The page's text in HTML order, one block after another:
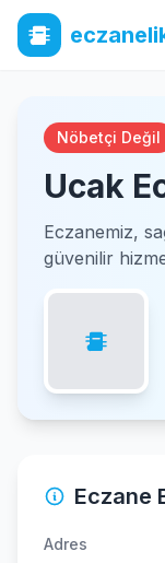
Nöbetçi Değil
Ucak
Eczanemiz,
güvenilir
Eczane
Adres